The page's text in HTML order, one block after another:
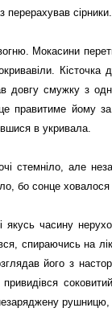
перерахував
Мокасини
довгу смужку з
правитиме йому
в укривала.
стемніло, але
бо сонце
якусь часину
спираючись на
його з
рушницю,